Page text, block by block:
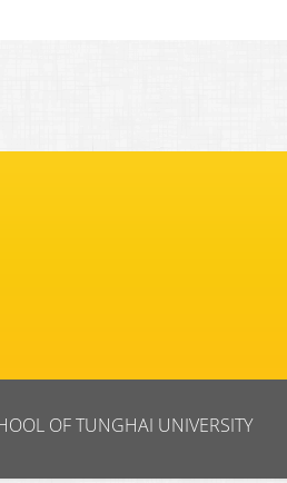
OF TUNGHAI UNIVERSITY